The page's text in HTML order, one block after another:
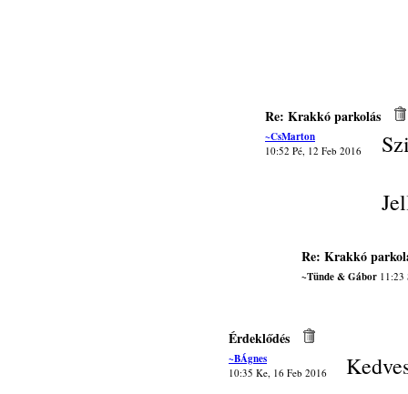
Re: Krakkó parkolás
~CsMarton
10:52 Pé, 12 Feb 2016
Re: Krakkó
~Tünde & Gábor 11:23
Érdeklődés
~BÁgnes
10:35 Ke, 16 Feb 2016